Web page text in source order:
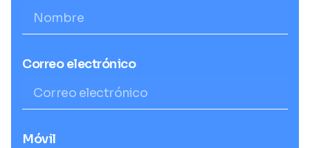
Correo electrónico
Móvil